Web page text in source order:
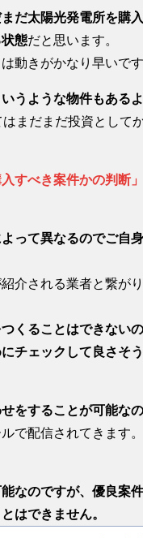
だ太陽光発電所を購
態だと思います。
動きがかなり早いです
うような物件もあるよ
まだまだ投資として
すべき案件かの判断」
って異なるのでご自
介される業者と繋が
くることはできない
チェックして良さそ
をすることが可能な
で配信されてきます。
なのですが、優良案
はできません。